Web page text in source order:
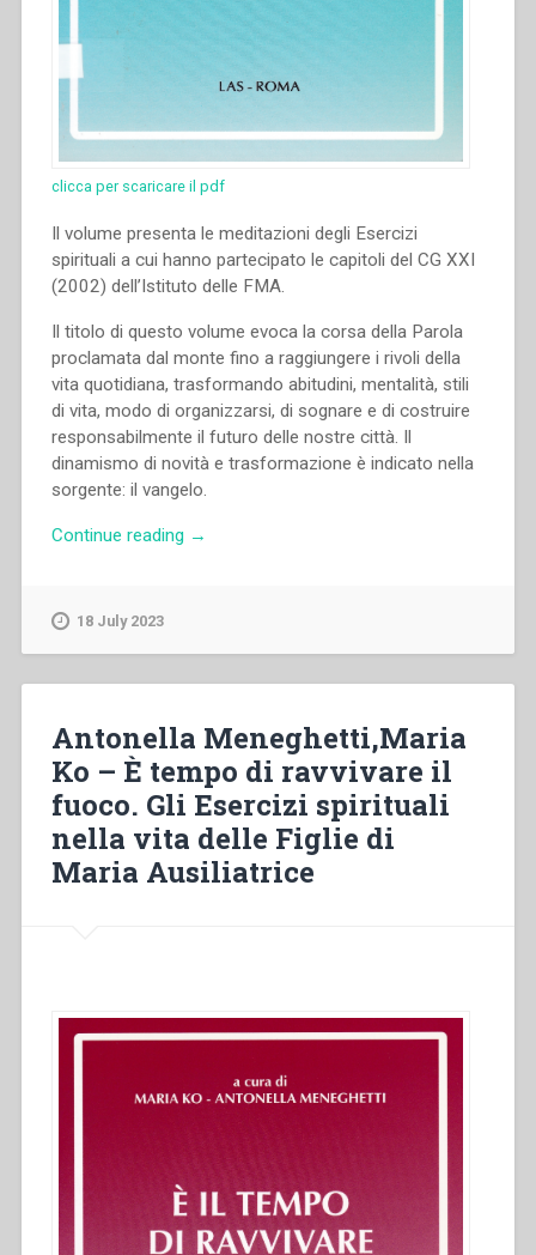
clicca per scaricare il pdf
Il volume presenta le meditazioni degli Esercizi
spirituali a cui hanno partecipato le capitoli del CG XXI
(2002) dell’Istituto delle FMA.
Il titolo di questo volume evoca la corsa della Parola
proclamata dal monte fino a raggiungere i rivoli della
vita quotidiana, trasformando abitudini, mentalità, stili
di vita, modo di organizzarsi, di sognare e di costruire
responsabilmente il futuro delle nostre città. Il
dinamismo di novità e trasformazione è indicato nella
sorgente: il vangelo.
Continue reading “Giorgio
alle
nostre
città.
Alle
sorgenti
della
→
18 July 2023
Antonella Meneghetti,Maria
Ko – È tempo di ravvivare il
fuoco. Gli Esercizi spirituali
nella vita delle Figlie di
Maria Ausiliatrice